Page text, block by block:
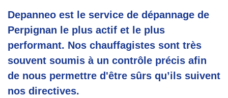
Depanneo est le service de dépannage de
Perpignan le plus actif et le plus
performant. Nos chauffagistes sont très
souvent soumis à un contrôle précis afin
de nous permettre d'être sûrs qu’ils suivent
nos directives.